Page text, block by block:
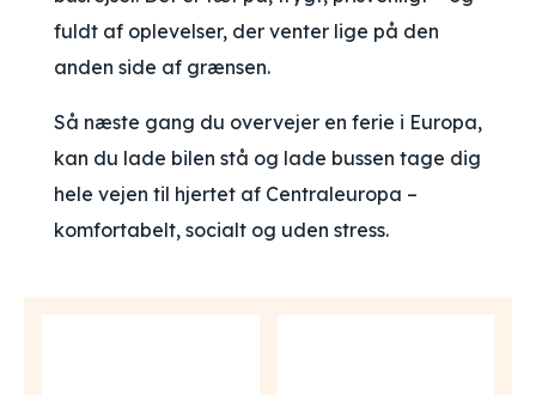
fuldt af oplevelser, der venter lige på den
anden side af grænsen.
Så næste gang du overvejer en ferie i Europa,
kan du lade bilen stå og lade bussen tage dig
hele vejen til hjertet af Centraleuropa –
komfortabelt, socialt og uden stress.